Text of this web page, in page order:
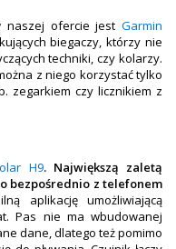
naszej ofercie jest Garmin
biegaczy, którzy nie
techniki, czy kolarzy.
z niego korzystać tylko
zegarkiem czy licznikiem z
H9. Największą zaletą
bezpośrednio z telefonem
aplikację umożliwiającą
Pas nie ma wbudowanej
dane, dlatego też pomimo